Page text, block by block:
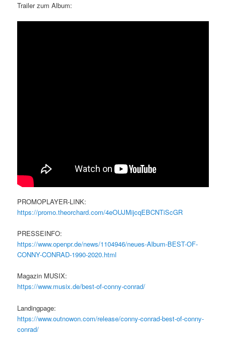
Trailer zum Album:
PROMOPLAYER-LINK:
https://promo.theorchard.com/4eOUJMijcqEBCNTiScGR
PRESSEINFO:
https://www.openpr.de/news/1104946/neues-Album-BEST-OF-
CONNY-CONRAD-1990-2020.html
Magazin MUSIX:
https://www.musix.de/best-of-conny-conrad/
Landingpage:
https://www.outnowon.com/release/conny-conrad-best-of-conny-
conrad/